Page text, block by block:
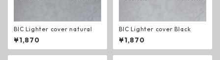
BIC Lighter cover natural
¥1,870
BIC Lighter cover Black
¥1,870